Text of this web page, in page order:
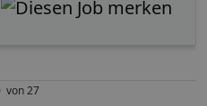
von 27